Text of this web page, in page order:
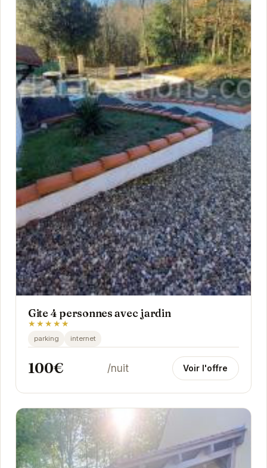
Gite 4 personnes avec jardin
★★★★★
parking internet
100€ /nuit Voir l'offre